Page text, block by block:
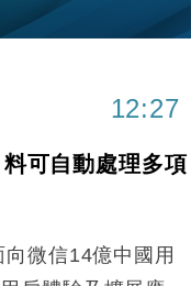
範圍 14類產品或加徵
月 珠寶鐘錶銷售升勢
購 派息比率目標維持
12:27
可自動處理多項
微信14億中國用